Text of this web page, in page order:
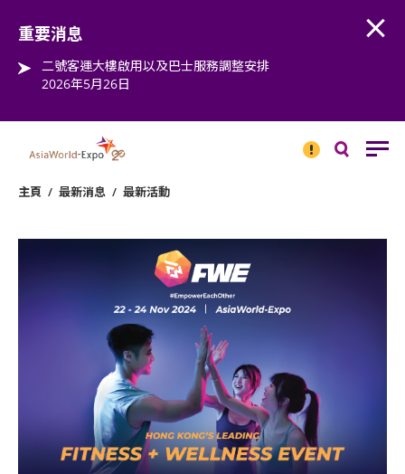
重要消息
二號客運大樓啟用以及巴士服務調整安排
2026年5月26日
消息
主頁 / 最新消息 / 最新活動